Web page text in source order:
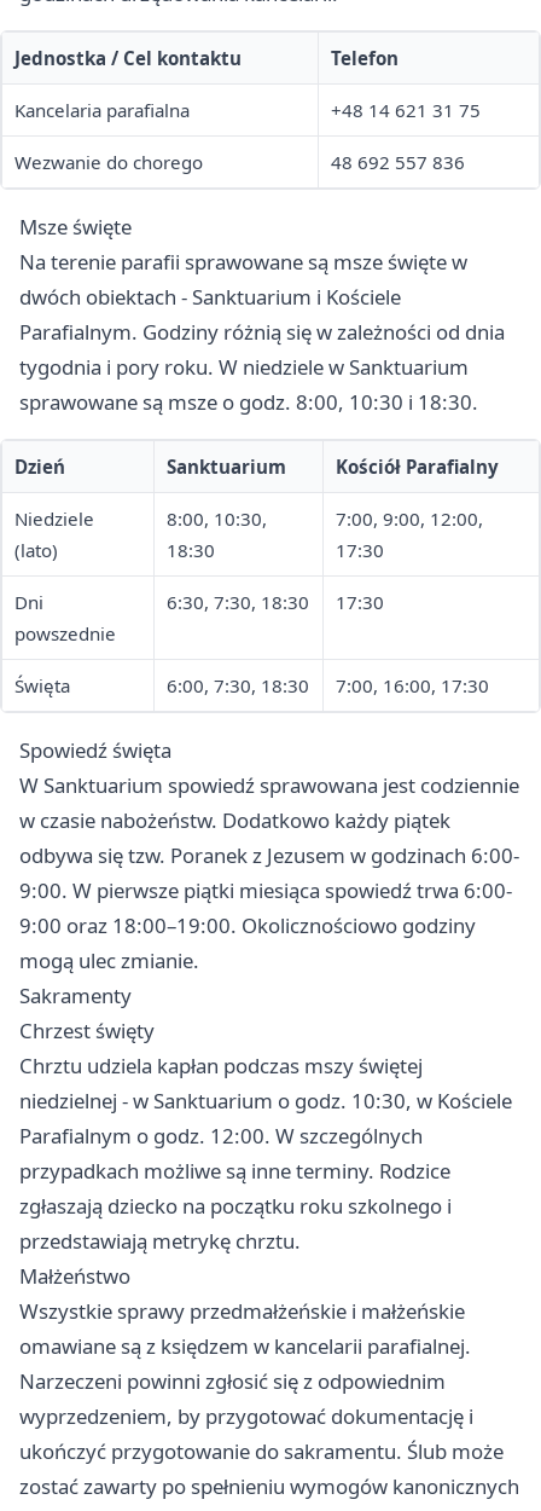
Jednostka / Cel kontaktu Telefon
Kancelaria parafialna +48 14 621 31 75
Wezwanie do chorego 48 692 557 836
Msze święte
Na terenie parafii sprawowane są msze święte w
dwóch obiektach - Sanktuarium i Kościele
Parafialnym. Godziny różnią się w zależności od dnia
tygodnia i pory roku. W niedziele w Sanktuarium
sprawowane są msze o godz. 8:00, 10:30 i 18:30.
Dzień Sanktuarium Kościół Parafialny
Niedziele
(lato)
8:00, 10:30,
18:30
7:00, 9:00, 12:00,
17:30
Dni
powszednie
6:30, 7:30, 18:30 17:30
Święta 6:00, 7:30, 18:30 7:00, 16:00, 17:30
Spowiedź święta
W Sanktuarium spowiedź sprawowana jest codziennie
w czasie nabożeństw. Dodatkowo każdy piątek
odbywa się tzw. Poranek z Jezusem w godzinach 6:00-
9:00. W pierwsze piątki miesiąca spowiedź trwa 6:00-
9:00 oraz 18:00–19:00. Okolicznościowo godziny
mogą ulec zmianie.
Sakramenty
Chrzest święty
Chrztu udziela kapłan podczas mszy świętej
niedzielnej - w Sanktuarium o godz. 10:30, w Kościele
Parafialnym o godz. 12:00. W szczególnych
przypadkach możliwe są inne terminy. Rodzice
zgłaszają dziecko na początku roku szkolnego i
przedstawiają metrykę chrztu.
Małżeństwo
Wszystkie sprawy przedmałżeńskie i małżeńskie
omawiane są z księdzem w kancelarii parafialnej.
Narzeczeni powinni zgłosić się z odpowiednim
wyprzedzeniem, by przygotować dokumentację i
ukończyć przygotowanie do sakramentu. Ślub może
zostać zawarty po spełnieniu wymogów kanonicznych